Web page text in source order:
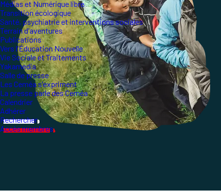
Médias et Numérique libre
Transition écologique
Santé, psychiatrie et interventions sociales
Terrain d'aventures
Publications
Vers l'Éducation Nouvelle
Vie Sociale et Traitements
Yakamedia
Salle de presse
Les Ceméa s'expriment
La presse parle des Ceméa
Calendrier
Adhérer
Rechercher
Accès membres